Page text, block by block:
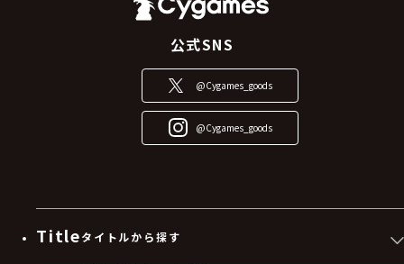
公式SNS
@Cygames_goods
@Cygames_goods
Titleタイトルから探す